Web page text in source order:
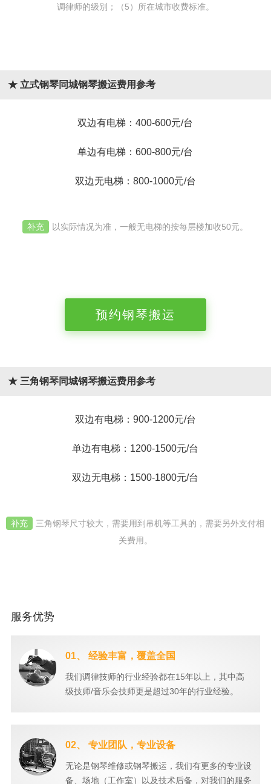
调律师的级别；（5）所在城市收费标准。
★ 立式钢琴同城钢琴搬运费用参考
双边有电梯：400-600元/台
单边有电梯：600-800元/台
双边无电梯：800-1000元/台
补充 以实际情况为准，一般无电梯的按每层楼加收50元。
预约钢琴搬运
★ 三角钢琴同城钢琴搬运费用参考
双边有电梯：900-1200元/台
单边有电梯：1200-1500元/台
双边无电梯：1500-1800元/台
补充
三角钢琴尺寸较大，需要用到吊机等工具的，需要另外支付相
关费用。
服务优势
01、 经验丰富，覆盖全国
我们调律技师的行业经验都在15年以上，其中高
级技师/音乐会技师更是超过30年的行业经验。
02、 专业团队，专业设备
无论是钢琴维修或钢琴搬运，我们有更多的专业设
备、场地（工作室）以及技术后备，对我们的服务